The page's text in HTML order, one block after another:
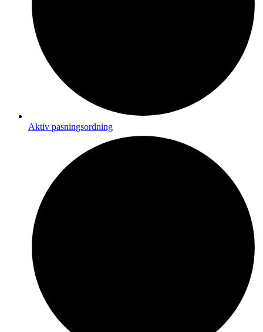
Aktiv pasningsordning